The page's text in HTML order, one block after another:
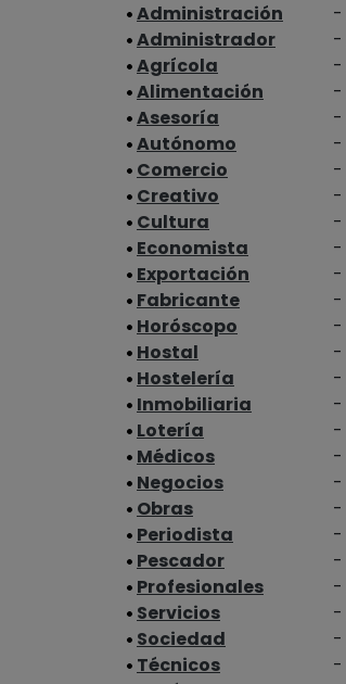
Administración
-
Administrador
-
Agrícola
-
Alimentación
-
Asesoría
-
Autónomo
-
Comercio
-
Creativo
-
Cultura
-
Economista
-
Exportación
-
Fabricante
-
Horóscopo
-
Hostal
-
Hostelería
-
Inmobiliaria
-
Lotería
-
Médicos
-
Negocios
-
Obras
-
Periodista
-
Pescador
-
Profesionales
-
Servicios
-
Sociedad
-
Técnicos
-